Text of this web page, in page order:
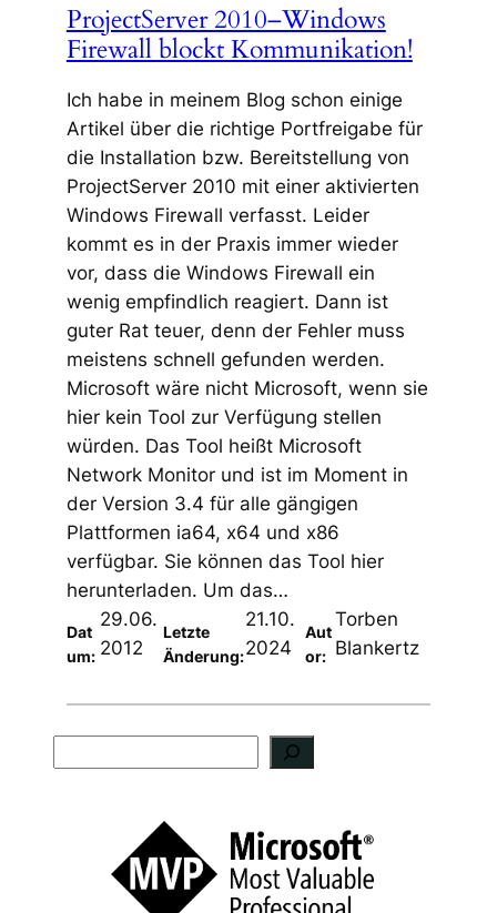
ProjectServer 2010–Windows
Firewall blockt Kommunikation!
Ich habe in meinem Blog schon einige
Artikel über die richtige Portfreigabe für
die Installation bzw. Bereitstellung von
ProjectServer 2010 mit einer aktivierten
Windows Firewall verfasst. Leider
kommt es in der Praxis immer wieder
vor, dass die Windows Firewall ein
wenig empfindlich reagiert. Dann ist
guter Rat teuer, denn der Fehler muss
meistens schnell gefunden werden.
Microsoft wäre nicht Microsoft, wenn sie
hier kein Tool zur Verfügung stellen
würden. Das Tool heißt Microsoft
Network Monitor und ist im Moment in
der Version 3.4 für alle gängigen
Plattformen ia64, x64 und x86
verfügbar. Sie können das Tool hier
herunterladen. Um das…
Dat
um:
29.06.
2012
Letzte
Änderung:
21.10.
2024
Aut
or:
Torben
Blankertz